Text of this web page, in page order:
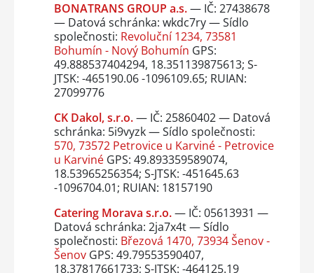
BONATRANS GROUP a.s.— IČ: 27438678
— Datová schránka: wkdc7ry — Sídlo
společnosti: Revoluční 1234, 73581
Bohumín - Nový Bohumín GPS:
49.888537404294, 18.351139875613; S-
JTSK: -465190.06 -1096109.65; RUIAN:
27099776
CK Dakol, s.r.o.— IČ: 25860402 — Datová
schránka: 5i9vyzk — Sídlo společnosti:
570, 73572 Petrovice u Karviné - Petrovice
u KarvinéGPS: 49.893359589074,
18.53965256354; S-JTSK: -451645.63
-1096704.01; RUIAN: 18157190
Catering Morava s.r.o.— IČ: 05613931 —
Datová schránka: 2ja7x4t — Sídlo
společnosti: Březová 1470, 73934 Šenov -
ŠenovGPS: 49.79553590407,
18.37817661733; S-JTSK: -464125.19